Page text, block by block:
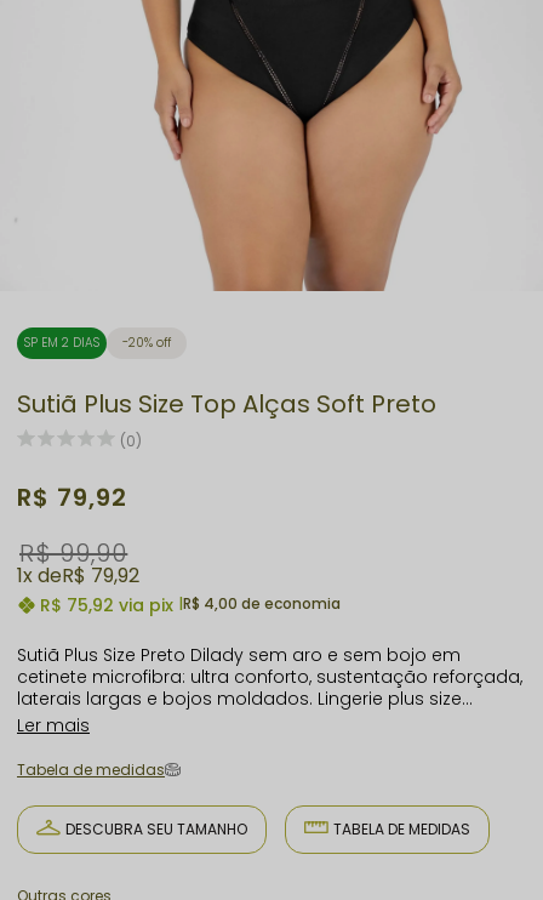
SP EM 2 DIAS 20% off
Sutiã Plus Size Top Alças Soft Preto
(0)
R$ 75,92 via pix |R$ 4,00 de economia
R$ 99,90
R$ 79,92
1x R$ 79,92
Sutiã Plus Size Preto Dilady sem aro e sem bojo em
cetinete microfibra: ultra conforto, sustentação reforçada,
laterais largas e bojos moldados. Lingerie plus size
elegante e moderna, do 46 ao 52. Valorize suas curvas
Ler mais
Tabela de medidas
DESCUBRA SEU TAMANHO TABELA DE MEDIDAS
Outras cores